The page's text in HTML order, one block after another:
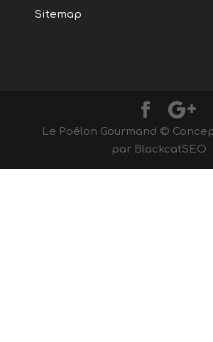
Sitemap
Le Poêlon Gourmand ©
par BlackcatSEO